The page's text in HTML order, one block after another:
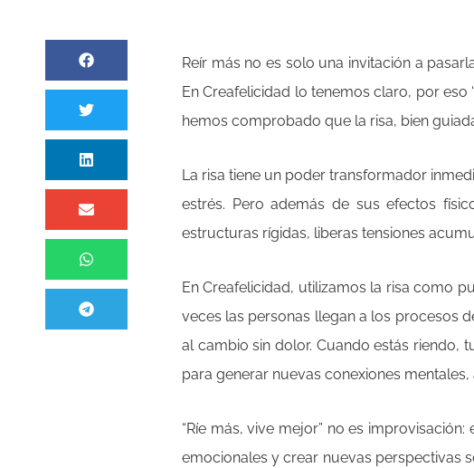
Reír más no es solo una invitación a
En Creafelicidad lo tenemos claro, por
hemos comprobado que la risa, bien
La risa tiene un poder transformador
estrés. Pero además de sus efectos
estructuras rígidas, liberas tensiones
En Creafelicidad, utilizamos la risa como
veces las personas llegan a los procesos
al cambio sin dolor. Cuando estás riendo,
para generar nuevas conexiones
“Ríe más, vive mejor” no es
emocionales y crear nuevas perspectivas